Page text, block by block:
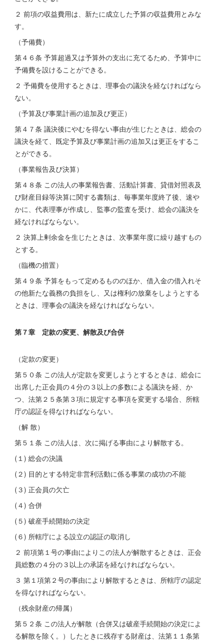
２ 前項の収益費用は、新たに成立した予算の収益費用とみな
す。
（予備費）
第４６条 予算超過又は予算外の支出に充てるため、予算中に
予備費を設けることができる。
２ 予備費を使用するときは、理事会の議決を経なければなら
ない。
（予算及び事業計画の追加及び更正）
第４７条 議決後にやむを得ない事由が生じたときは、総会の
議決を経て、既定予算及び事業計画の追加又は更正をするこ
とができる。
（事業報告及び決算）
第４８条 この法人の事業報告書、活動計算書、貸借対照表及
び財産目録等決算に関する書類は、毎事業年度終了後、速や
かに、代表理事が作成し、監事の監査を受け、総会の議決を
経なければならない。
２ 決算上剰余金を生じたときは、次事業年度に繰り越すもの
とする。
（臨機の措置）
第４９条 予算をもって定めるもののほか、借入金の借入れそ
の他新たな義務の負担をし、又は権利の放棄をしようとする
ときは、理事会の議決を経なければならない。
第７章 定款の変更、解散及び合併
（定款の変更）
第５０条 この法人が定款を変更しようとするときは、総会に
出席した正会員の４分の３以上の多数による議決を経、か
つ、法第２５条第３項に規定する事項を変更する場合、所轄
庁の認証を得なければならない。
（解 散）
第５１条 この法人は、次に掲げる事由により解散する。
(１) 総会の決議
(２) 目的とする特定非営利活動に係る事業の成功の不能
(３) 正会員の欠亡
(４) 合併
(５) 破産手続開始の決定
(６) 所轄庁による設立の認証の取消し
２ 前項第１号の事由によりこの法人が解散するときは、正会
員総数の４分の３以上の承諾を経なければならない。
３ 第１項第２号の事由により解散するときは、所轄庁の認定
を得なければならない。
（残余財産の帰属）
第５２条 この法人が解散（合併又は破産手続開始の決定によ
る解散を除く。）したときに残存する財産は、法第１１条第